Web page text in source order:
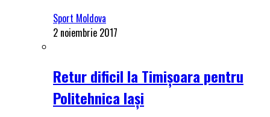
Sport Moldova
2 noiembrie 2017
Retur dificil la Timișoara pentru
Politehnica Iași